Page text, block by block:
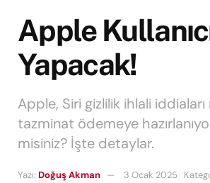
Apple
Yapacak!
Apple, Siri gizlilik ihlali
tazminat ödemeye
misiniz? İşte detaylar.
Yazı: Doğuş Akman 3 Ocak 2025